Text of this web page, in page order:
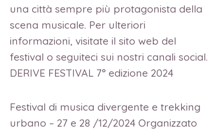
una città sempre più protagonista della
scena musicale. Per ulteriori
informazioni, visitate il sito web del
festival o seguiteci sui nostri canali social.
DERIVE FESTIVAL 7° edizione 2024
Festival di musica divergente e trekking
urbano – 27 e 28 /12/2024 Organizzato